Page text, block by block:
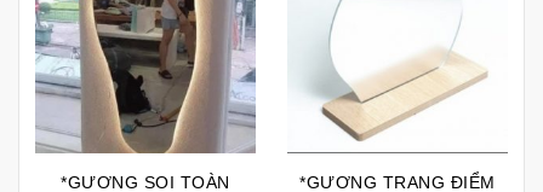
*GƯƠNG SOI TOÀN
*GƯƠNG TRANG ĐIỂM